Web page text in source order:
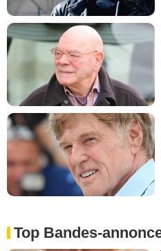
Top Bandes-